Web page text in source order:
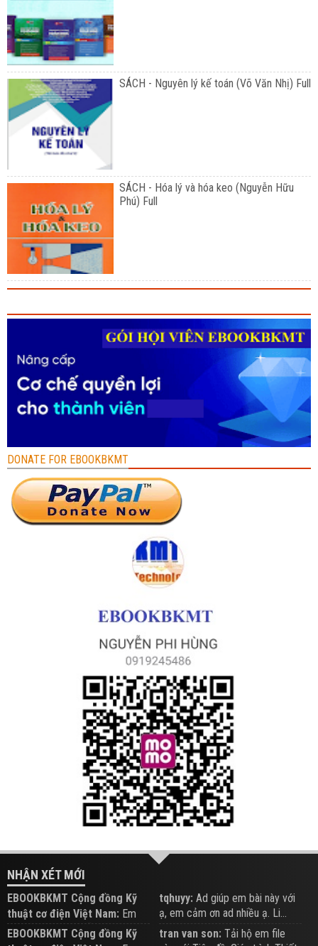
SÁCH - Nguyên lý kế toán (Võ Văn Nhị) Full
SÁCH - Hóa lý và hóa keo (Nguyễn Hữu
Phú) Full
DONATE FOR EBOOKBKMT
NHẬN XÉT MỚI
EBOOKBKMT Cộng đồng Kỹ
thuật cơ điện Việt Nam: Em
đăng trên Group hỗ trợ nhé
tqhuyy: Ad giúp em bài này với
ạ, em cảm ơn ad nhiều ạ. Li...
EBOOKBKMT Cộng đồng Kỹ
tran van son: Tải hộ em file